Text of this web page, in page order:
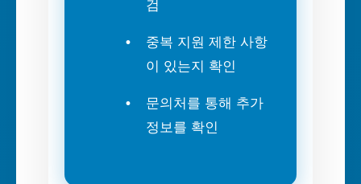
검
중복 지원 제한 사항
이 있는지 확인
문의처를 통해 추가
정보를 확인